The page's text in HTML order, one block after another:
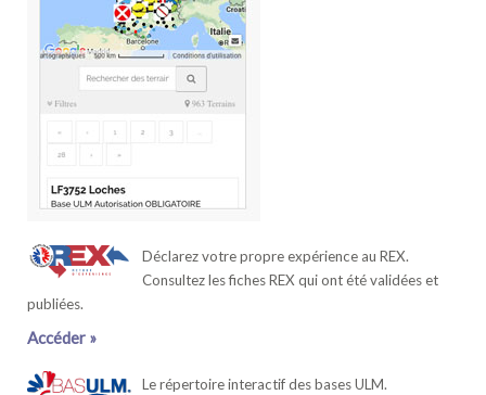
Déclarez votre propre expérience au REX.
Consultez les fiches REX qui ont été validées et
publiées.
Accéder »
Le répertoire interactif des bases ULM.